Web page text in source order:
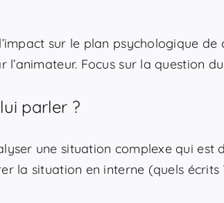
sur le plan psychologique
l’animateur. Focus sur la question
parler ?
une situation complexe qui est
la situation en interne (quels